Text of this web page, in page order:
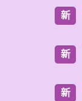
新
新
新